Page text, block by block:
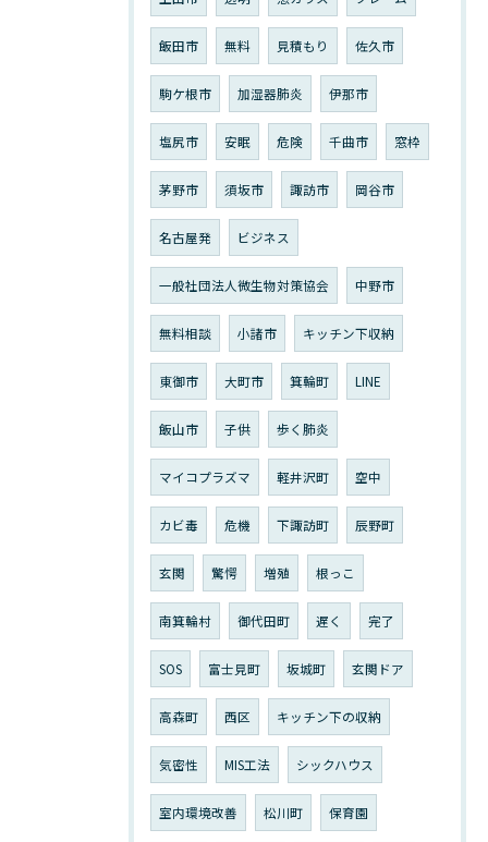
飯田市 無料 見積もり 佐久市
駒ケ根市 加湿器肺炎 伊那市
塩尻市 安眠 危険 千曲市 窓枠
茅野市 須坂市 諏訪市 岡谷市
名古屋発 ビジネス
一般社団法人微生物対策協会 中野市
無料相談 小諸市 キッチン下収納
東御市 大町市 箕輪町 LINE
飯山市 子供 歩く肺炎
マイコプラズマ 軽井沢町 空中
カビ毒 危機 下諏訪町 辰野町
玄関 驚愕 増殖 根っこ
南箕輪村 御代田町 遅く 完了
SOS 富士見町 坂城町 玄関ドア
高森町 西区 キッチン下の収納
気密性 MIS工法 シックハウス
室内環境改善 松川町 保育園